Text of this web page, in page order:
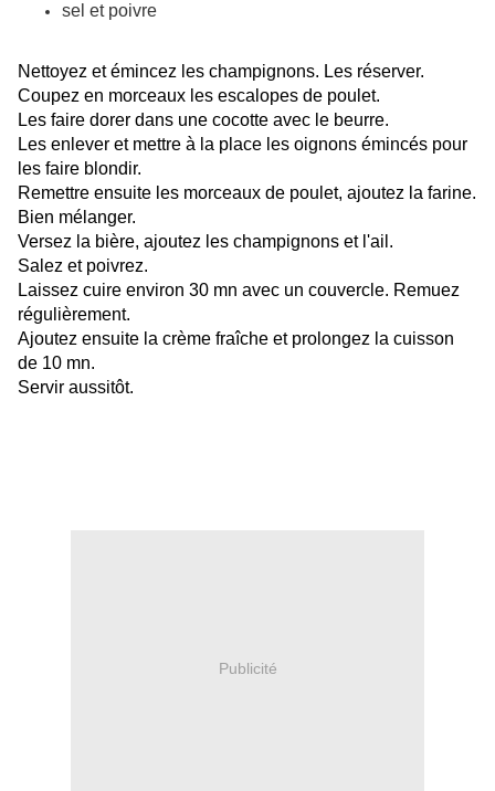
sel et poivre
Nettoyez et émincez les champignons. Les réserver.
Coupez en morceaux les escalopes de poulet.
Les faire dorer dans une cocotte avec le beurre.
Les enlever et mettre à la place les oignons émincés pour
les faire blondir.
Remettre ensuite les morceaux de poulet, ajoutez la farine.
Bien mélanger.
Versez la bière, ajoutez les champignons et l'ail.
Salez et poivrez.
Laissez cuire environ 30 mn avec un couvercle. Remuez
régulièrement.
Ajoutez ensuite la crème fraîche et prolongez la cuisson
de 10 mn.
Servir aussitôt.
Publicité